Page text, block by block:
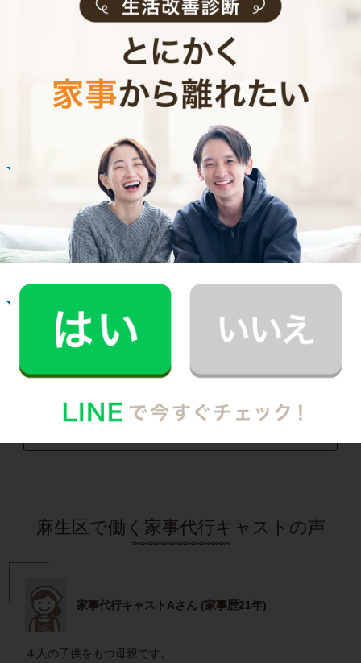
お掃除代行のサービス料金
ご利用者インタビュー
30代 共働き 子育て中
普段できない時間を過ごすことができ、休日が
とても充実しました。
記事全文を見る
N.U.さん
20代 女性 1人暮らし
掃除をしてもらうようになって、自分も片付け
記事全文を見る
麻生区で働く家事代行キャストの声
家事代行キャストAさん (家事歴21年)
４人の子供をもつ母親です。